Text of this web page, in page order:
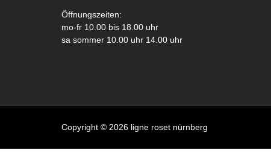
Öffnungszeiten:
mo-fr 10.00 bis 18.00 uhr
sa sommer 10.00 uhr 14.00 uhr
Copyright © 2026 ligne roset nürnberg